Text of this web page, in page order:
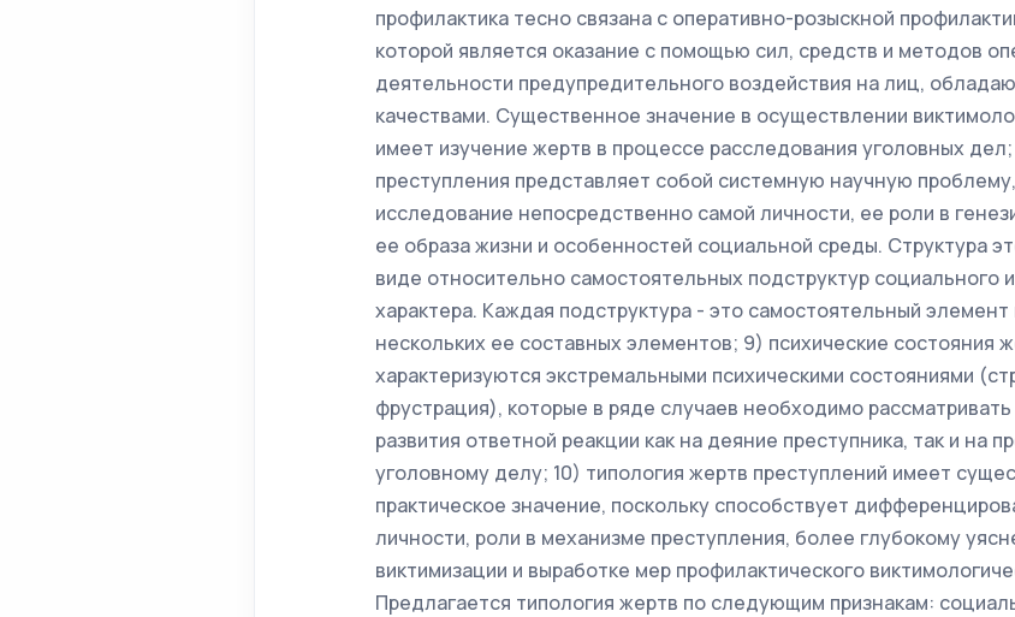
профилактика тесно связана с оперативно-розыскной
которой является оказание с помощью сил, средств и методов
деятельности предупредительного воздействия на лиц,
качествами. Существенное значение в осуществлении
имеет изучение жертв в процессе расследования уголовных
преступления представляет собой системную научную
исследование непосредственно самой личности, ее роли в
ее образа жизни и особенностей социальной среды. Структура
виде относительно самостоятельных подструктур социального
характера. Каждая подструктура - это самостоятельный
нескольких ее составных элементов; 9) психические состояния
характеризуются экстремальными психическими состояниями
фрустрация), которые в ряде случаев необходимо рассматривать
развития ответной реакции как на деяние преступника, так и на
уголовному делу; 10) типология жертв преступлений имеет
практическое значение, поскольку способствует
личности, роли в механизме преступления, более глубокому
виктимизации и выработке мер профилактического
Предлагается типология жертв по следующим признакам: